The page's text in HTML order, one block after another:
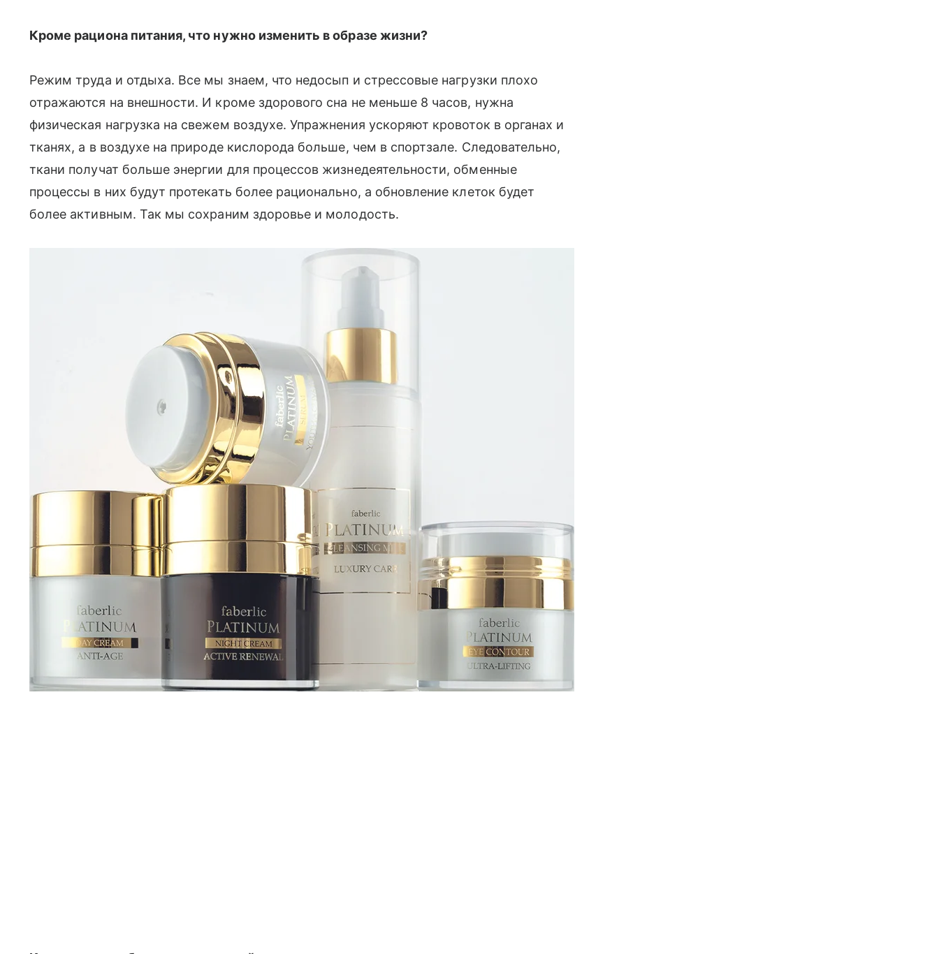
Кроме рациона питания, что нужно изменить в образе жизни?
Режим труда и отдыха. Все мы знаем, что недосып и стрессовые нагрузки плохо
отражаются на внешности. И кроме здорового сна не меньше 8 часов, нужна
физическая нагрузка на свежем воздухе. Упражнения ускоряют кровоток в органах и
тканях, а в воздухе на природе кислорода больше, чем в спортзале. Следовательно,
ткани получат больше энергии для процессов жизнедеятельности, обменные
процессы в них будут протекать более рационально, а обновление клеток будет
более активным. Так мы сохраним здоровье и молодость.